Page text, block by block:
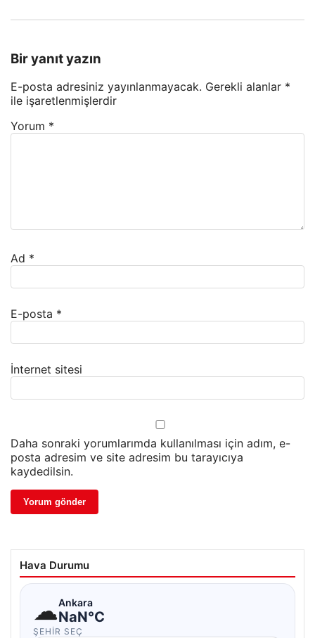
Bir yanıt yazın
E-posta adresiniz yayınlanmayacak. Gerekli alanlar *
ile işaretlenmişlerdir
Yorum *
Ad *
E-posta *
İnternet sitesi
Daha sonraki yorumlarımda kullanılması için adım, e-
posta adresim ve site adresim bu tarayıcıya
kaydedilsin.
Hava Durumu
☁Ankara
NaN°C
ŞEHIR SEÇ